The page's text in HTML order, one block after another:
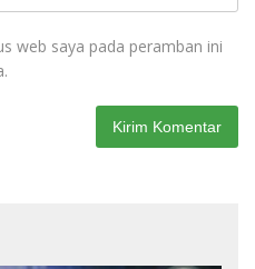
web saya pada peramban ini